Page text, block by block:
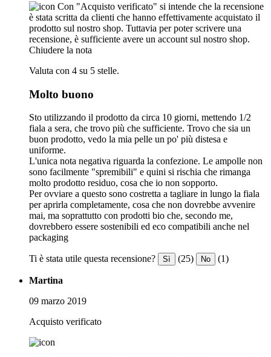
Con "Acquisto verificato" si intende che la recensione
è stata scritta da clienti che hanno effettivamente acquistato il
prodotto sul nostro shop. Tuttavia per poter scrivere una
recensione, è sufficiente avere un account sul nostro shop.
Chiudere la nota
Valuta con 4 su 5 stelle.
Molto buono
Sto utilizzando il prodotto da circa 10 giorni, mettendo 1/2
fiala a sera, che trovo più che sufficiente. Trovo che sia un
buon prodotto, vedo la mia pelle un po' più distesa e
uniforme.
L'unica nota negativa riguarda la confezione. Le ampolle non
sono facilmente "spremibili" e quini si rischia che rimanga
molto prodotto residuo, cosa che io non sopporto.
Per ovviare a questo sono costretta a tagliare in lungo la fiala
per aprirla completamente, cosa che non dovrebbe avvenire
mai, ma soprattutto con prodotti bio che, secondo me,
dovrebbero essere sostenibili ed eco compatibili anche nel
packaging
Ti è stata utile questa recensione? Sì (25) No (1)
Martina
09 marzo 2019
Acquisto verificato